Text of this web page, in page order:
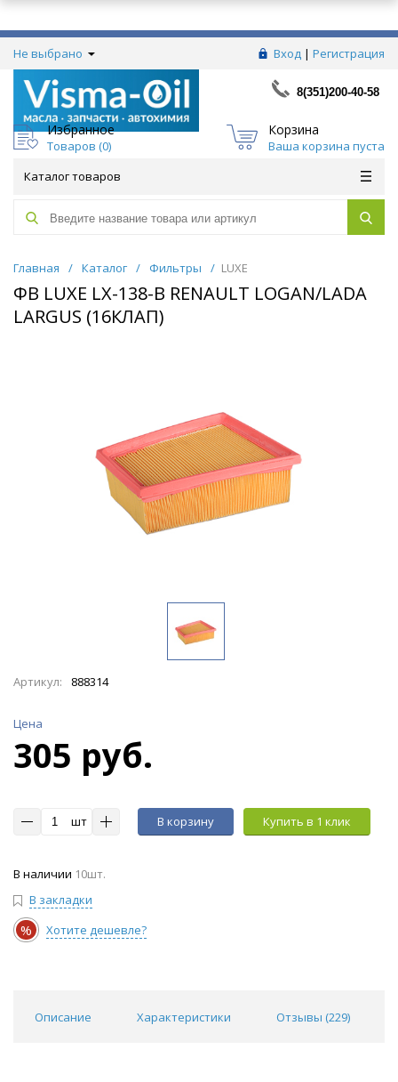
Не выбрано Вход | Регистрация
8(351)200-40-58
Избранное
Товаров (0)
Корзина
Ваша корзина пуста
Каталог товаров
Главная / Каталог / Фильтры / LUXE
ФВ LUXE LX-138-B RENAULT LOGAN/LADA
LARGUS (16КЛАП)
Артикул: 888314
Цена
305 руб.
шт В корзину Купить в 1 клик
В наличии 10шт.
В закладки
% Хотите дешевле?
Описание Характеристики Отзывы (229)